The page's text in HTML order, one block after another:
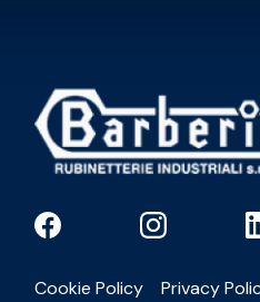
Cookie Policy Privacy